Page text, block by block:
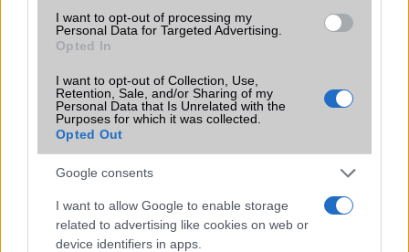
I want to opt-out of processing my
Personal Data for Targeted Advertising.
Opted In
I want to opt-out of Collection, Use,
Retention, Sale, and/or Sharing of my
Personal Data that Is Unrelated with the
Purposes for which it was collected.
Opted Out
Google consents
I want to allow Google to enable storage
related to advertising like cookies on web or
device identifiers in apps.
Az alig két hete jelentett Sony Xperia Z5 Compact
okostelefon érintőkijelzőjének hibáját hamarosan egy
frissítés keretén belül javítja az érintett készülékeken a
gyártó.
Öntsünk tiszta vizet a pohárba a Sony
Xperia Z5 Compact ügyben!
2015.10.08| GSM Arena
Már egy teljes éve, hogy megjelent a melegedésre
hajlamos, igen nagy port kavart Snapdragon 810 és miatta
számos gyártó és készülék tûnt fel rossz színben a
túlmelegedõ és adott esetben akár ki is kapcsoló